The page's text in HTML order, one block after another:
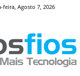
feira, Agosto 7, 2026
Fios